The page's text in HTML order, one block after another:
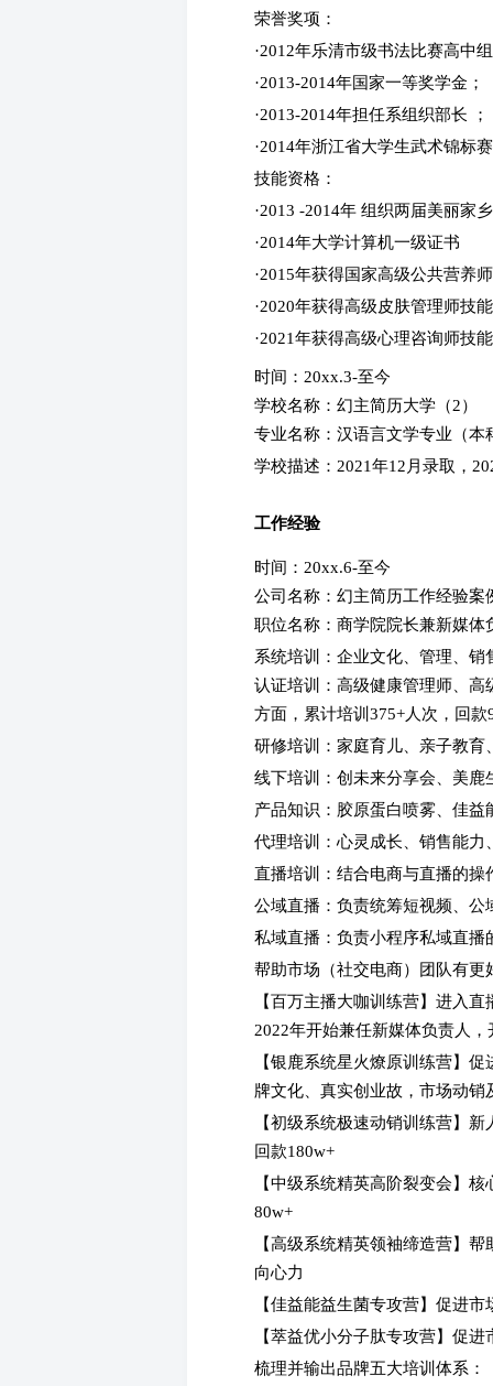
荣誉奖项：
·2012年乐清市级书法比赛高中
·2013-2014年国家一等奖学金；
·2013-2014年担任系组织部长 ；
·2014年浙江省大学生武术锦标
技能资格：
·2013 -2014年 组织两届美丽家
·2014年大学计算机一级证书
·2015年获得国家高级公共营养
·2020年获得高级皮肤管理师技
·2021年获得高级心理咨询师技
时间：20xx.3-至今
学校名称：幻主简历大学（2）
专业名称：汉语言文学专业（
学校描述：2021年12月录取，
工作经验
时间：20xx.6-至今
公司名称：幻主简历工作经验
职位名称：商学院院长兼新媒
系统培训：企业文化、管理、
认证培训：高级健康管理师、
方面，累计培训375+人次，回款
研修培训：家庭育儿、亲子教
线下培训：创未来分享会、美
产品知识：胶原蛋白喷雾、佳
代理培训：心灵成长、销售能力
直播培训：结合电商与直播的操
公域直播：负责统筹短视频、
私域直播：负责小程序私域直播
帮助市场（社交电商）团队有更
【百万主播大咖训练营】进入
2022年开始兼任新媒体负责人
【银鹿系统星火燎原训练营】
牌文化、真实创业故，市场动销
【初级系统极速动销训练营】
回款180w+
【中级系统精英高阶裂变会】
80w+
【高级系统精英领袖缔造营】
向心力
【佳益能益生菌专攻营】促进
【萃益优小分子肽专攻营】促
梳理并输出品牌五大培训体系